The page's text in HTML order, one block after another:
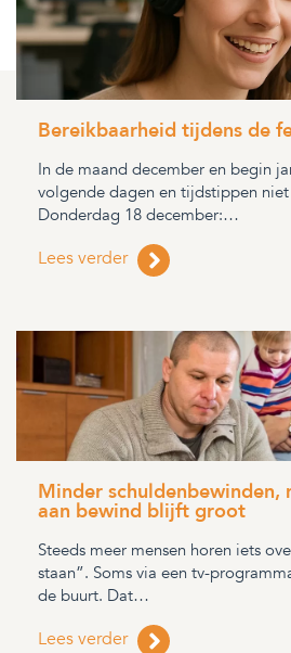
Bereikbaarheid tijdens de
In de maand december en begin
volgende dagen en tijdstippen
Donderdag 18 december:…
Lees verder
Minder schuldenbewinden,
aan bewind blijft groot
Steeds meer mensen horen iets
staan”. Soms via een tv-
de buurt. Dat…
Lees verder